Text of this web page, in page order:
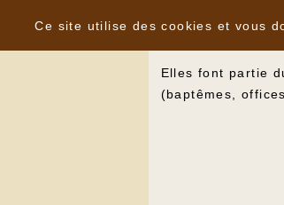
Un patrimoine
Elles font partie
(baptêmes,
Ce site utilise des cookies et vous